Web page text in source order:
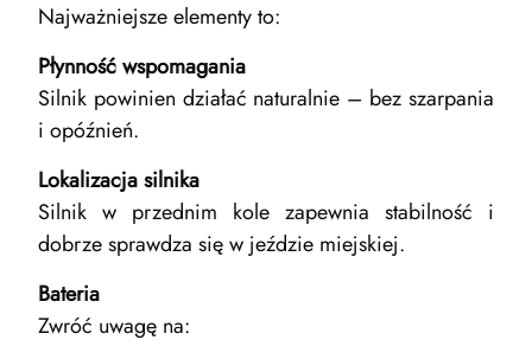
Najważniejsze elementy to:
Płynność wspomagania
Silnik powinien działać naturalnie – bez szarpania
i opóźnień.
Lokalizacja silnika
Silnik w przednim kole zapewnia stabilność i
dobrze sprawdza się w jeździe miejskiej.
Bateria
Zwróć uwagę na: